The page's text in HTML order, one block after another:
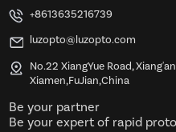
+8613635216739
luzopto@luzopto.com
No.22 XiangYue Road,
Xiamen,FuJian,China
Be your partner
Be your expert of rapid